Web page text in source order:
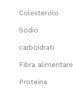
Colesterolo
Sodio
carboidrati
Fibra alimentare
Proteina